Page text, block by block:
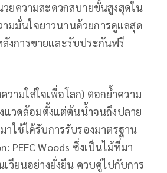
ยความสะดวกสบายขั้นสูงสุดใน
ามมั่นใจยาวนานด้วยการดูแลสุด
ลังการขายและรับประกันฟรี
วามใส่ใจเพื่อโลก) ตอกย้ำความ
แวดล้อมตั้งแต่ต้นน้ำจนถึงปลาย
าใช้ได้รับการรับรองมาตรฐาน
PEFC Woods ซึ่งเป็นไม้ที่มา
วียนอย่างยั่งยืน ควบคู่ไปกับการ